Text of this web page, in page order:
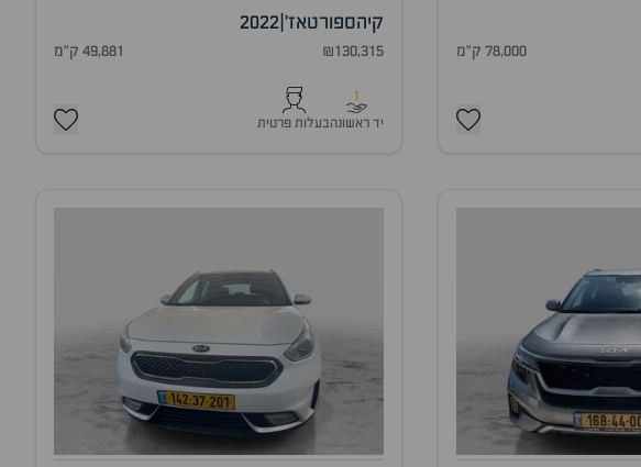
78,000 ק"מ
קיהספורטאז'|
2022
₪130,315 49,881 ק"מ
1
יד ראשונהבעלות פרטית